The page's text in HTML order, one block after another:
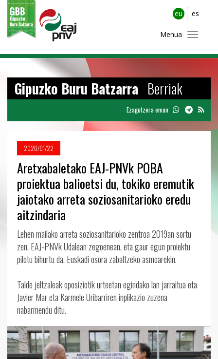
eu es
Menua
Gipuzko Buru Batzarra Berriak
Ezagutzera eman
2026/01/22
Aretxabaletako EAJ-PNVk POBA
proiektua balioetsi du, tokiko eremutik
jaiotako arreta soziosanitarioko eredu
aitzindaria
Lehen mailako arreta soziosanitarioko zentroa 2019an sortu
zen, EAJ-PNVk Udalean zegoenean, eta gaur egun proiektu
pilotu bihurtu da, Euskadi osora zabaltzeko asmoarekin.
Talde jeltzaleak oposiziotik urteetan egindako lan jarraitua eta
Javier Mar eta Karmele Uribarriren inplikazio zuzena
nabarmendu ditu.